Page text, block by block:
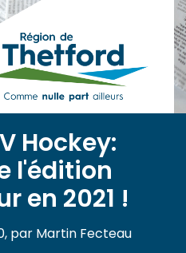
Hockey:
l'édition
en 2021 !
par Martin Fecteau